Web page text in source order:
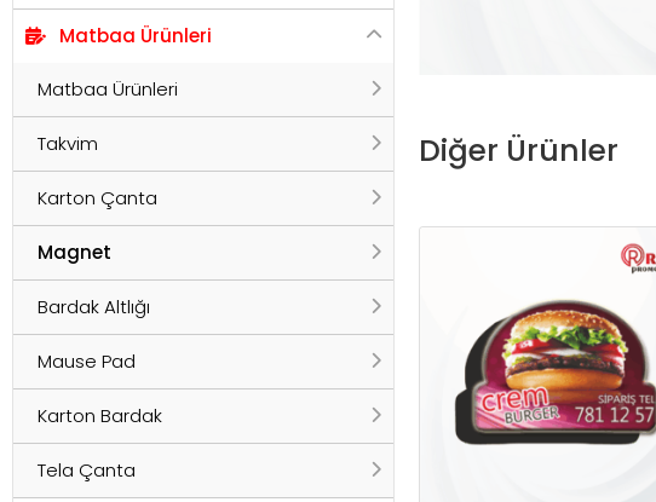
Matbaa Ürünleri
Matbaa Ürünleri
Takvim
Karton Çanta
Magnet
Bardak Altlığı
Mause Pad
Karton Bardak
Tela Çanta
Diğer Ürünler